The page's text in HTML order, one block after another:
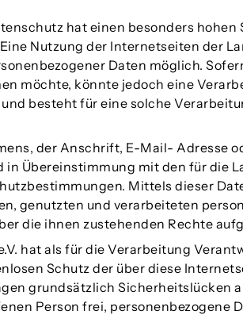
hat einen besonders
Nutzung der Internetseiten der
Daten möglich.
möchte, könnte jedoch eine
besteht für eine solche
der Anschrift, E-Mail- Adresse
Übereinstimmung mit den für die
Mittels dieser
genutzten und verarbeiteten
die ihnen zustehenden Rechte
hat als für die Verarbeitung
Schutz der über diese
grundsätzlich Sicherheitslücken
Person frei, personenbezogene